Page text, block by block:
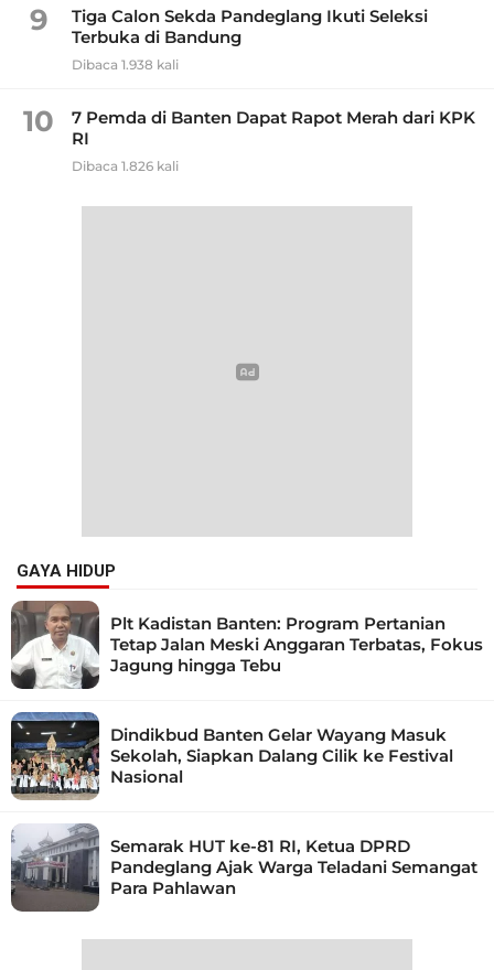
9
Tiga Calon Sekda Pandeglang Ikuti Seleksi
Terbuka di Bandung
Dibaca 1.938 kali
10
7 Pemda di Banten Dapat Rapot Merah dari KPK
RI
Dibaca 1.826 kali
GAYA HIDUP
Plt Kadistan Banten: Program Pertanian
Tetap Jalan Meski Anggaran Terbatas, Fokus
Jagung hingga Tebu
Dindikbud Banten Gelar Wayang Masuk
Sekolah, Siapkan Dalang Cilik ke Festival
Nasional
Semarak HUT ke-81 RI, Ketua DPRD
Pandeglang Ajak Warga Teladani Semangat
Para Pahlawan